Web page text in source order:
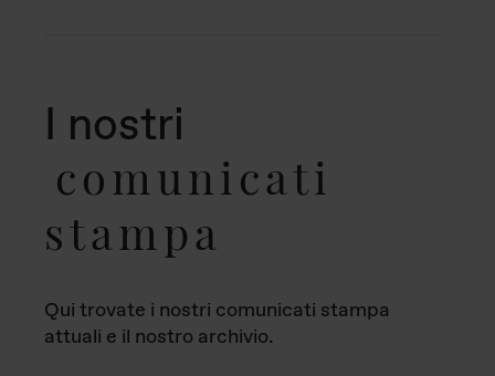
I nostri
comunicati
stampa
Qui trovate i nostri comunicati stampa
attuali e il nostro archivio.